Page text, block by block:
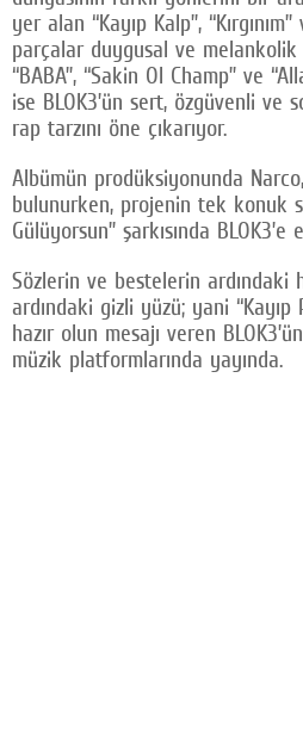
yer alan “Kayıp Kalp”,
parçalar duygusal ve
“BABA”, “Sakin Ol Champ” ve
ise BLOK3’ün sert, özgüvenli ve
rap tarzını öne çıkarıyor.
Albümün prodüksiyonunda
bulunurken, projenin tek konuk
Gülüyorsun” şarkısında
Sözlerin ve bestelerin ardındaki
ardındaki gizli yüzü; yani “Kayıp
hazır olun mesajı veren
müzik platformlarında yayında.